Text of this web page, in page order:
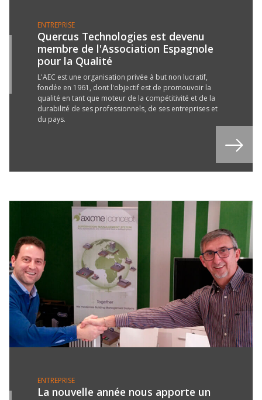
ENTREPRISE
Quercus Technologies est devenu
membre de l'Association Espagnole
pour la Qualité
L'AEC est une organisation privée à but non lucratif,
fondée en 1961, dont l'objectif est de promouvoir la
qualité en tant que moteur de la compétitivité et de la
durabilité de ses professionnels, de ses entreprises et
du pays.
ENTREPRISE
La nouvelle année nous apporte un